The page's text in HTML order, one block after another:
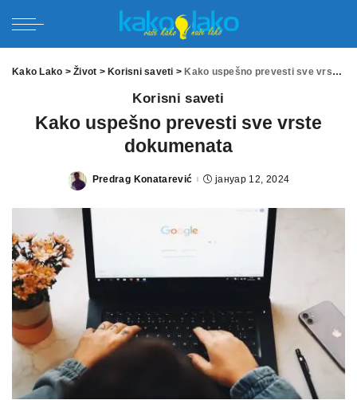
Kako Lako >Život > Korisni saveti > Kako uspešno prevesti sve vrste dokumenata
Korisni saveti
Kako uspešno prevesti sve vrste
dokumenata
Posted
Predrag Konatarević јануар 12, 2024